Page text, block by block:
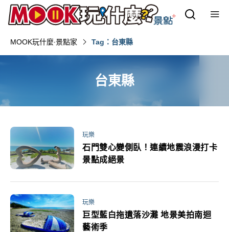
MOOK玩什麼‧景點家 Tag：台東縣‎
台東縣‎
玩樂
石門雙心變側臥！連續地震浪漫打卡
景點成絕景
玩樂
巨型藍白拖遺落沙灘 地景美拍南迴
藝術季